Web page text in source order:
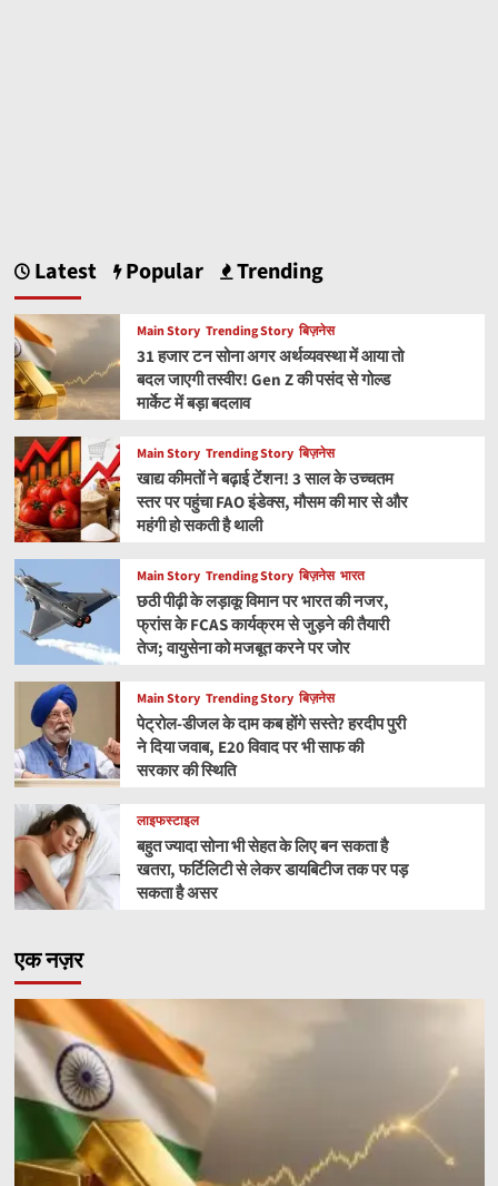
Latest Popular Trending
Main Story Trending Story बिज़नेस
31 हजार टन सोना अगर अर्थव्यवस्था में आया तो
बदल जाएगी तस्वीर! Gen Z की पसंद से गोल्ड
मार्केट में बड़ा बदलाव
Main Story Trending Story बिज़नेस
खाद्य कीमतों ने बढ़ाई टेंशन! 3 साल के उच्चतम
स्तर पर पहुंचा FAO इंडेक्स, मौसम की मार से और
महंगी हो सकती है थाली
Main Story Trending Story बिज़नेस भारत
छठी पीढ़ी के लड़ाकू विमान पर भारत की नजर,
फ्रांस के FCAS कार्यक्रम से जुड़ने की तैयारी
तेज; वायुसेना को मजबूत करने पर जोर
Main Story Trending Story बिज़नेस
पेट्रोल-डीजल के दाम कब होंगे सस्ते? हरदीप पुरी
ने दिया जवाब, E20 विवाद पर भी साफ की
सरकार की स्थिति
लाइफस्टाइल
बहुत ज्यादा सोना भी सेहत के लिए बन सकता है
खतरा, फर्टिलिटी से लेकर डायबिटीज तक पर पड़
सकता है असर
एक नज़र